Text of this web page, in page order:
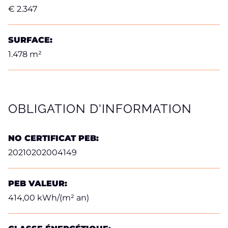
€ 2.347
SURFACE:
1.478 m²
OBLIGATION D'INFORMATION
NO CERTIFICAT PEB:
20210202004149
PEB VALEUR:
414,00 kWh/(m² an)